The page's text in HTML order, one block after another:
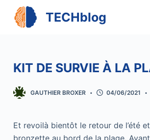
e
a
o
TECHblog
KIT DE SURVIE À LA
GAUTHIER BROXER 04/06/2021
Et revoilà bientôt le retour de l’été
bronzette au bord de la plage.